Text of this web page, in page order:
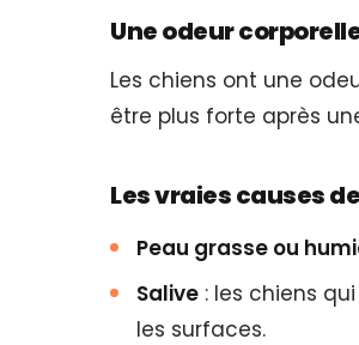
Une odeur
Les chiens ont une
être plus forte après
Les vraies causes
Peau grasse ou
Salive : les chiens
les surfaces.